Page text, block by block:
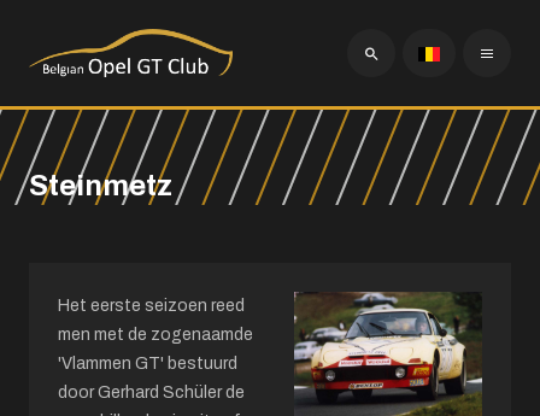
Steinmetz
Het eerste seizoen reed
men met de zogenaamde
'Vlammen GT' bestuurd
door Gerhard Schüler de